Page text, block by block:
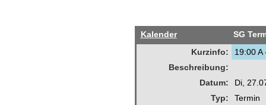
Kalender
SG
Kurzinfo:
19:00 A
Beschreibung:
Datum:
Di,
Typ:
Termin